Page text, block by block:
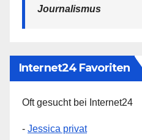
Journalismus
Internet24 Favoriten
Oft gesucht bei Internet24
- Jessica privat